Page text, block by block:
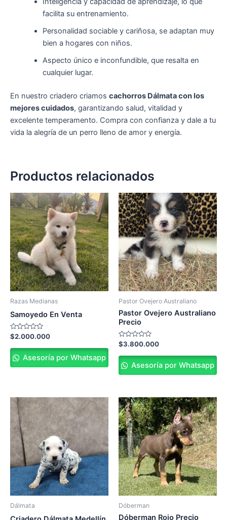
facilita su entrenamiento.
Personalidad sociable y cariñosa, se adaptan muy
bien a hogares con niños.
Aspecto único e inconfundible, que resalta en
cualquier lugar.
En nuestro criadero criamos cachorros Dálmata con los
mejores cuidados, garantizando salud, vitalidad y
excelente temperamento. Compra con confianza y dale a tu
vida la alegría de un perro lleno de amor y energía.
Productos relacionados
Razas Medianas
Samoyedo En Venta
Valorado
en
0
de
5
$2.000.000
Asesoría por Whatsapp
Pastor Ovejero Australiano
Pastor Ovejero Australiano
Precio
Valorado
en
0
de
5
$3.800.000
Asesoría por Whatsapp
Dálmata Dóberman
Dóberman Rojo Precio